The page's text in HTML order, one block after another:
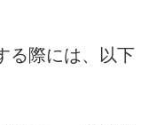
る際には、以下